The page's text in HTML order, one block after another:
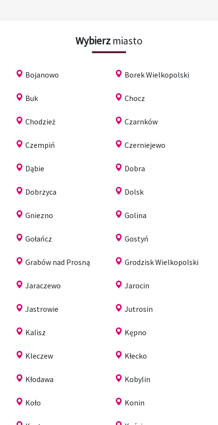
Wybierz miasto
Bojanowo Borek Wielkopolski
Buk Chocz
Chodzież Czarnków
Czempiń Czerniejewo
Dąbie Dobra
Dobrzyca Dolsk
Gniezno Golina
Gołańcz Gostyń
Grabów nad Prosną Grodzisk Wielkopolski
Jaraczewo Jarocin
Jastrowie Jutrosin
Kalisz Kępno
Kleczew Kłecko
Kłodawa Kobylin
Koło Konin